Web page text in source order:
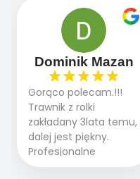
panowie wiedzą co
robią. Wszystko poszło
sprawnie i szybko.
Doradztwo w
pielęgnacji trawnika
teraz i na późniejszym
etapie jest dużym
plusem. Teraz razem
z dzieckiem i małym
pieskiem cieszymy się
pięknym trawnikiem :)
A trawa robi efekt
Dominik Mazan
Gorąco polecam.!!!
Trawnik z rolki
zakładany 3lata temu,
dalej jest piękny.
Profesjonalne
podejście do pracy,